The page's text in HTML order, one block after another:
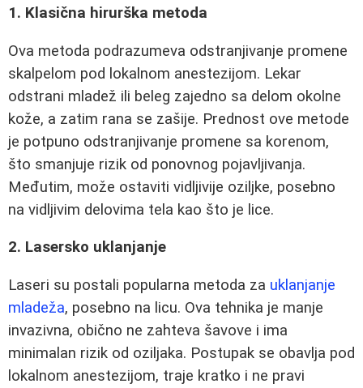
1. Klasična hirurška metoda
Ova metoda podrazumeva odstranjivanje promene
skalpelom pod lokalnom anestezijom. Lekar
odstrani mladež ili beleg zajedno sa delom okolne
kože, a zatim rana se zašije. Prednost ove metode
je potpuno odstranjivanje promene sa korenom,
što smanjuje rizik od ponovnog pojavljivanja.
Međutim, može ostaviti vidljivije oziljke, posebno
na vidljivim delovima tela kao što je lice.
2. Lasersko uklanjanje
Laseri su postali popularna metoda za uklanjanje
mladeža, posebno na licu. Ova tehnika je manje
invazivna, obično ne zahteva šavove i ima
minimalan rizik od oziljaka. Postupak se obavlja pod
lokalnom anestezijom, traje kratko i ne pravi